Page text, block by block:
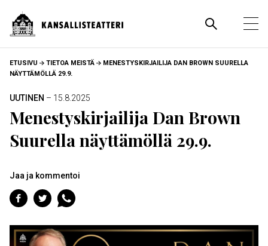
pääsisältöön
MURUPOLKU
ETUSIVU TIETOA MEISTÄ
MENESTYSKIRJAILIJA DAN BROWN SUURELLA
NÄYTTÄMÖLLÄ 29.9.
UUTINEN – 15.8.2025
Menestyskirjailija Dan Brown
Suurella näyttämöllä 29.9.
Jaa ja kommentoi
Jaa
Facebookiin
Jaa
Twitteriin
Jaa
WhatsAppiin